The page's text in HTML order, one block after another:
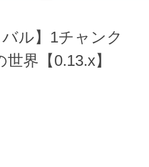
バル】1チャンク
界【0.13.x】